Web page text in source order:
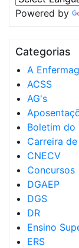
Powered by
Categorias
A
ACSS
AG's
Boletim do
Carreira
CNECV
Concursos
DGAEP
DGS
DR
Ensino
ERS